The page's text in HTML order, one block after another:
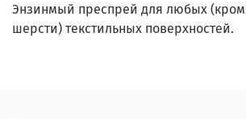
Энзинмый преспрей для любых
шерсти) текстильных поверхностей.